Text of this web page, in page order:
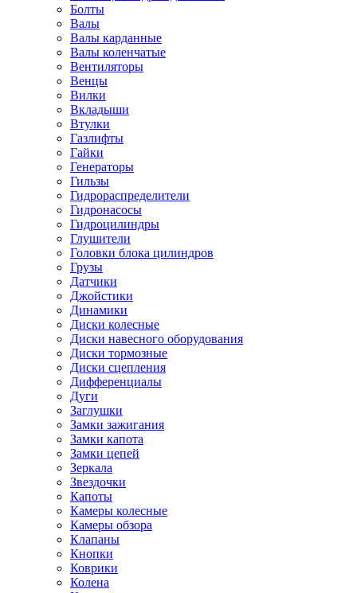
Болты
Валы
Валы карданные
Валы коленчатые
Вентиляторы
Венцы
Вилки
Вкладыши
Втулки
Газлифты
Гайки
Генераторы
Гильзы
Гидрораспределители
Гидронасосы
Гидроцилиндры
Глушители
Головки блока цилиндров
Грузы
Датчики
Джойстики
Динамики
Диски колесные
Диски навесного оборудования
Диски тормозные
Диски сцепления
Дифференциалы
Дуги
Заглушки
Замки зажигания
Замки капота
Замки цепей
Зеркала
Звездочки
Капоты
Камеры колесные
Камеры обзора
Клапаны
Кнопки
Коврики
Колена